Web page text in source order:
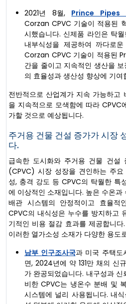
2021년 8월, Prince
Corzan CPVC 기술이 적용된
시했습니다. 신제품 라인은 탁
내부식성을 제공하여 까다로
Corzan CPVC 기술이 적용된
간을 줄이고 지속적인 생산을
의 효율성과 생산성 향상에 기여
전반적으로 산업계가 지속 가능하고
을 지속적으로 모색함에 따라 CPVC
가할 것으로 예상됩니다.
주거용 건물 건설 증가가 시장
다.
급속한 도시화와 주거용 건물 건설
(CPVC) 시장 성장을 견인하는 주요
성, 충격 강도 등 CPVC의 탁월한 특
에 이상적인 소재입니다. 높은 수온
배관 시스템의 안정적이고 효율적
CPVC의 내식성은 누수를 방지하고
기적인 비용 절감 효과를 제공합니
이러한 열가소성 소재가 다양한 용도
남부 인구조사국과 미국 주택도
면, 2024년에 약 131만 채의 신
가 완공되었습니다. 내구성과
비한 CPVC는 냉온수 분배 및
시스템에 널리 사용됩니다. 내